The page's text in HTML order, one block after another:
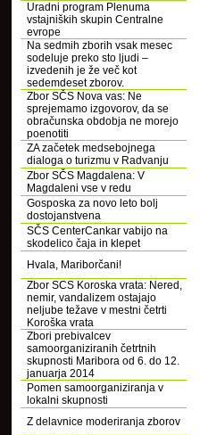
Uradni program Plenuma
vstajniških skupin Centralne
evrope
Na sedmih zborih vsak mesec
sodeluje preko sto ljudi –
izvedenih je že več kot
sedemdeset zborov.
Zbor SČS Nova vas: Ne
sprejemamo izgovorov, da se
obračunska obdobja ne morejo
poenotiti
ZA začetek medsebojnega
dialoga o turizmu v Radvanju
Zbor SČS Magdalena: V
Magdaleni vse v redu
Gosposka za novo leto bolj
dostojanstvena
SČS CenterCankar vabijo na
skodelico čaja in klepet
Hvala, Mariborčani!
Zbor SCS Koroska vrata: Nered,
nemir, vandalizem ostajajo
neljube težave v mestni četrti
Koroška vrata
Zbori prebivalcev
samoorganiziranih četrtnih
skupnosti Maribora od 6. do 12.
januarja 2014
Pomen samoorganiziranja v
lokalni skupnosti
Z delavnice moderiranja zborov